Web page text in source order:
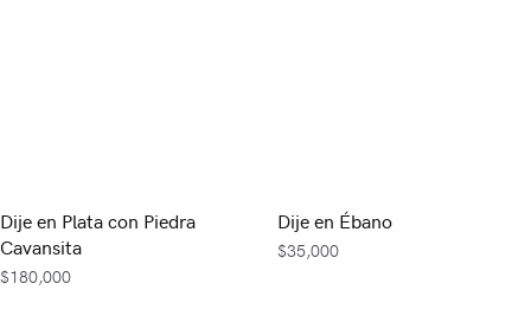
Dije en Plata con Piedra
Cavansita
$180,000
Dije en Ébano
$35,000